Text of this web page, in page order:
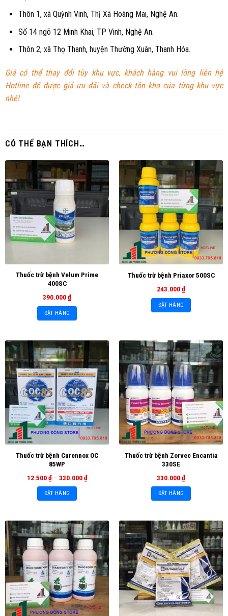
Thôn 1, xã Quỳnh Vinh, Thị Xã Hoàng Mai, Nghệ An.
Số 14 ngõ 12 Minh Khai, TP Vinh, Nghệ An.
Thôn 2, xã Thọ Thanh, huyện Thường Xuân, Thanh Hóa.
Giá có thể thay đổi tùy khu vực, khách hàng vui lòng liên hệ
Hotline để được giá ưu đãi và check tồn kho của từng khu vực
nhé!
CÓ THỂ BẠN THÍCH…
Thuốc trừ bệnh Velum Prime
400SC
390.000₫
ĐẶT HÀNG
Thuốc trừ bệnh Priaxor 500SC
243.000₫
ĐẶT HÀNG
Thuốc trừ bệnh Curennox OC
85WP
12.500₫ – 330.000₫
ĐẶT HÀNG
Thuốc trừ bệnh Zorvec Encantia
330SE
330.000₫
ĐẶT HÀNG